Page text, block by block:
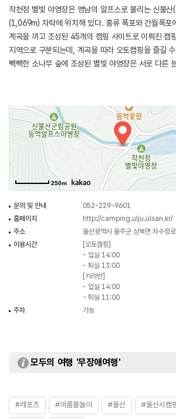
작천정 별빛 야영장은 영남의 알프스로 불리는 신불
(1,069m) 자락에 위치해 있다. 홍류 폭포와 간월폭포
계곡을 끼고 조성된 45개의 캠핑 사이트로 이뤄진 캠
지역으로 구분되는데, 계곡을 따라 오토캠핑을 즐길
빽빽한 소나무 숲에 조성된 별빛 야영장은 서로 다른
45개 사이트 모두 데크로 조성되어 있으며 별빛 야영
편의시설과 부대시설이 잘 관리돼 있고, 캠핑장 가까
자수정 동굴나라 등의 유명 관광지가 있다.
250m
문의 및 안내
052-229-9601
홈페이지
http://camping.ulju.ulsan.kr/
주소
울산광역시 울주군 상북면 자수정
이용시간
[오토캠핑]
- 입실 14:00
- 퇴실 13:00
[카라반]
- 입실 14:00
- 퇴실 11:00
주차
가능
화장실
있음
모두의 여행 '무장애여행'
#레포츠 #여름물놀이 #울산 #울산시캠